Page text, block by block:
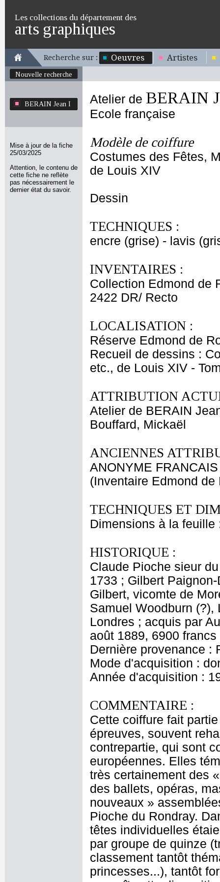
Les collections du département des
arts graphiques
Recherche sur : Oeuvres Artistes
Nouvelle recherche
BERAIN Jean I
Mise à jour de la fiche
25/03/2025
Attention, le contenu de
cette fiche ne reflète
pas nécessairement le
dernier état du savoir.
Atelier de BERAIN
Ecole française
Modèle de coiffure
Costumes des Fêtes,
de Louis XIV
Dessin
TECHNIQUES :
encre (grise) - lavis
INVENTAIRES :
Collection Edmond de
2422 DR/ Recto
LOCALISATION :
Réserve Edmond de
Recueil de dessins :
etc., de Louis XIV -
ATTRIBUTION
Atelier de BERAIN
Bouffard, Mickaël
ANCIENNES
ANONYME FRANCAIS
(Inventaire Edmond
TECHNIQUES ET
Dimensions à la
HISTORIQUE :
Claude Pioche sieur
1733 ; Gilbert
Gilbert, vicomte de
Samuel Woodburn
Londres ; acquis par
août 1889, 6900
Dernière provenance :
Mode d'acquisition :
Année d'acquisition :
COMMENTAIRE :
Cette coiffure fait
épreuves, souvent
contrepartie, qui sont
européennes. Elles
très certainement des
des ballets, opéras,
nouveaux »
Pioche du Rondray.
têtes individuelles
par groupe de quinze
classement tantôt
princesses...), tantôt